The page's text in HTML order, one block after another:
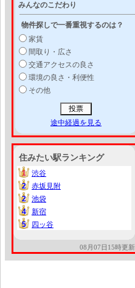
みんなのこだわり
物件探しで一番重視するのは？
家賃
間取り・広さ
交通アクセスの良さ
環境の良さ・利便性
その他
途中経過を見る
住みたい駅ランキング
1
1
渋谷
2
2
赤坂見附
2
2
池袋
4
4
新宿
5
5 四ッ谷
08月07日15時更新